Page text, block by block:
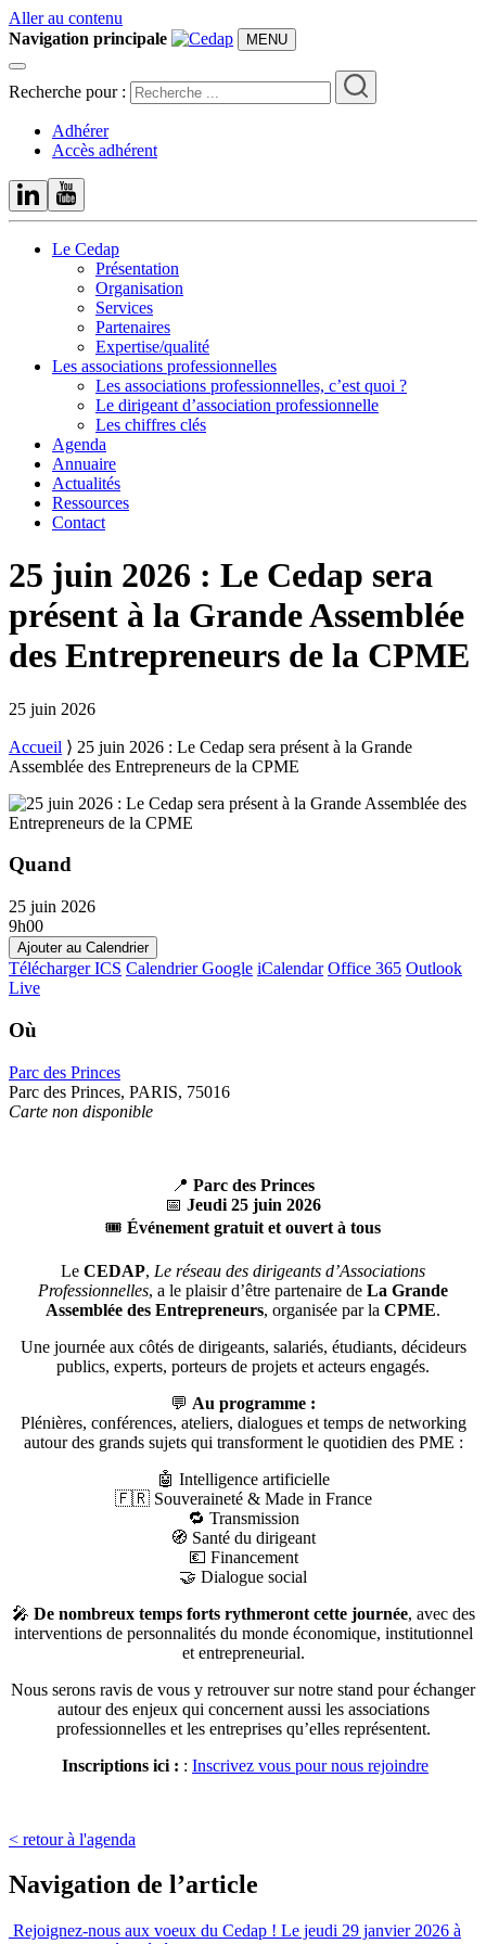
Aller au contenu
Navigation principale
MENU
Recherche pour :
Adhérer
Accès adhérent
Le Cedap
Présentation
Organisation
Services
Partenaires
Expertise/qualité
Les associations professionnelles
Les associations professionnelles, c’est quoi ?
Le dirigeant d’association professionnelle
Les chiffres clés
Agenda
Annuaire
Actualités
Ressources
Contact
25 juin 2026 : Le Cedap sera
présent à la Grande Assemblée
des Entrepreneurs de la CPME
25 juin 2026
Accueil ⟩ 25 juin 2026 : Le Cedap sera présent à la Grande
Assemblée des Entrepreneurs de la CPME
Quand
25 juin 2026
9h00
Ajouter au Calendrier
Télécharger ICS Calendrier Google iCalendar Office 365 Outlook
Live
Où
Parc des Princes
Parc des Princes, PARIS, 75016
Carte non disponible
📍 Parc des Princes
📅 Jeudi 25 juin 2026
🎟️ Événement gratuit et ouvert à tous
Le CEDAP, Le réseau des dirigeants d’Associations
Professionnelles, a le plaisir d’être partenaire de La Grande
Assemblée des Entrepreneurs, organisée par la CPME.
Une journée aux côtés de dirigeants, salariés, étudiants, décideurs
publics, experts, porteurs de projets et acteurs engagés.
💬 Au programme :
Plénières, conférences, ateliers, dialogues et temps de networking
autour des grands sujets qui transforment le quotidien des PME :
🤖 Intelligence artificielle
🇫🇷 Souveraineté & Made in France
🔁 Transmission
🧭 Santé du dirigeant
💶 Financement
🤝 Dialogue social
🎤 De nombreux temps forts rythmeront cette journée, avec des
interventions de personnalités du monde économique, institutionnel
et entrepreneurial.
Nous serons ravis de vous y retrouver sur notre stand pour échanger
autour des enjeux qui concernent aussi les associations
professionnelles et les entreprises qu’elles représentent.
Inscriptions ici : : Inscrivez vous pour nous rejoindre
< retour à l'agenda
Navigation de l’article
Rejoignez-nous aux voeux du Cedap ! Le jeudi 29 janvier 2026 à